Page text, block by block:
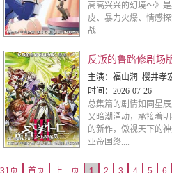
高高兴兴的幻境～》
皮、暴力火爆、情感
战....
反叛的鲁路修剧场
主演： 福山润 樱井孝宏 野上尤加奈 小清水亚美 名冢佳织
时间： 2026-07-26
总集篇的剧情如同星
又暗潮涌动，承接着
的新作，傲视天下的
亚帝国终....
页 首页 上一页 1 2 3 4 5 6